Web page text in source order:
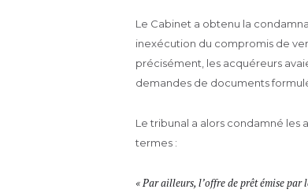
Le Cabinet a obtenu la
inexécution du compromis de
précisément, les acquéreurs
demandes de documents
Le tribunal a alors condamné les
termes :
« Par ailleurs, l’offre de prêt émise par